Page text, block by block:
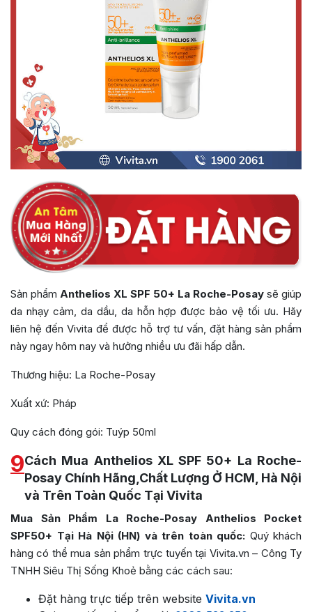
Sản phẩm Anthelios XL SPF 50+ La Roche-Posay sẽ giúp
da nhạy cảm, da dầu, da hỗn hợp được bảo vệ tối ưu. Hãy
liên hệ đến Vivita để được hỗ trợ tư vấn, đặt hàng sản phẩm
này ngay hôm nay và hưởng nhiều ưu đãi hấp dẫn.
Thương hiệu: La Roche-Posay
Xuất xứ: Pháp
Quy cách đóng gói: Tuýp 50ml
9Cách Mua Anthelios XL SPF 50+ La Roche-
Posay Chính Hãng,Chất Lượng Ở HCM, Hà Nội
và Trên Toàn Quốc Tại Vivita
Mua Sản Phẩm La Roche-Posay Anthelios Pocket
SPF50+ Tại Hà Nội (HN) và trên toàn quốc: Quý khách
hàng có thể mua sản phẩm trực tuyến tại Vivita.vn – Công Ty
TNHH Siêu Thị Sống Khoẻ bằng các cách sau:
Đặt hàng trực tiếp trên website Vivita.vn